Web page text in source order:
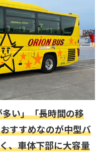
い」「長時間の移
すすめなのが中型バ
、車体下部に大容量